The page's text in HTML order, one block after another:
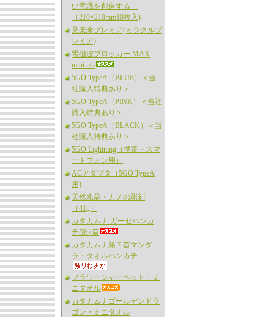
い意識を創造する」
（210×210mm10枚入)
見楽来プレミア(ミラクルプ
レミア)
電磁波ブロッカー MAX
mini 5G
5GO TypeA（BLUE）＜当
社購入特典あり＞
5GO TypeA（PINK）＜当社
購入特典あり＞
5GO TypeA（BLACK）＜当
社購入特典あり＞
5GO Lightning（携帯・スマ
ートフォン用）
ACアダプタ（5GO TypeA
用)
天然水晶・カメの彫刻
（41g）
カタカムナ ガーゼハンカ
チ/第7首
カタカムナ第７首マンダ
ラ・タオルハンカチ
フラワーシャーベット・ミ
ニタオル
カタカムナゴールデンドラ
ゴン・ミニタオル